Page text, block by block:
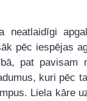
neatlaidīgi
pēc iespējas
pat pavisam
kuri pēc
Liela kāre